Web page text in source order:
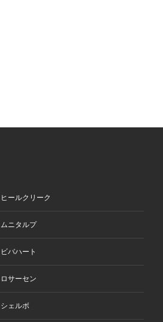
ヒールクリーク
ムニタルプ
ビバハート
ロサーセン
シェルボ